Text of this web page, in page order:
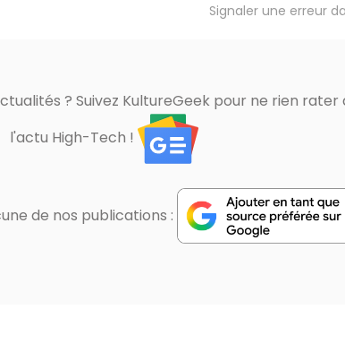
Signaler une erreur
? Suivez KultureGeek pour ne rien rater
l'actu High-Tech !
de nos publications :